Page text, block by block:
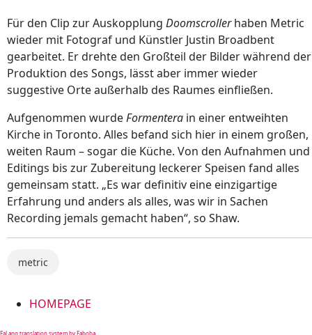
Für den Clip zur Auskopplung Doomscrollerhaben Metric
wieder mit Fotograf und Künstler Justin Broadbent
gearbeitet. Er drehte den Großteil der Bilder während der
Produktion des Songs, lässt aber immer wieder
suggestive Orte außerhalb des Raumes einfließen.
Aufgenommen wurdeFormentera in einer entweihten
Kirche in Toronto. Alles befand sich hier in einem großen,
weiten Raum – sogar die Küche. Von den Aufnahmen und
Editings bis zur Zubereitung leckerer Speisen fand alles
gemeinsam statt. „Es war definitiv eine einzigartige
Erfahrung und anders als alles, was wir in Sachen
Recording jemals gemacht haben“, so Shaw.
metric
HOMEPAGE
FaLang translation system by Faboba